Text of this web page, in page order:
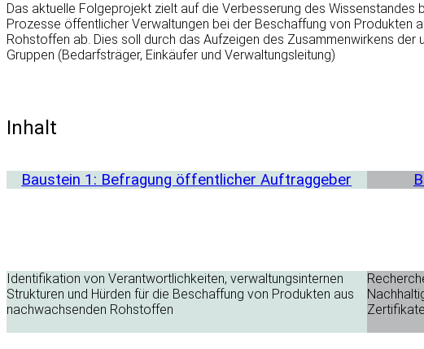
Das aktuelle Folgeprojekt zielt auf die Verbesserung des Wissenstandes
Prozesse öffentlicher Verwaltungen bei der Beschaffung von Produkten
Rohstoffen ab. Dies soll durch das Aufzeigen des Zusammenwirkens der
Gruppen (Bedarfsträger, Einkäufer und Verwaltungsleitung)
Inhalt
Baustein 1: Befragung öffentlicher Auftraggeber
Identifikation von Verantwortlichkeiten, verwaltungsinternen
Strukturen und Hürden für die Beschaffung von Produkten aus
nachwachsenden Rohstoffen
Zertifikate